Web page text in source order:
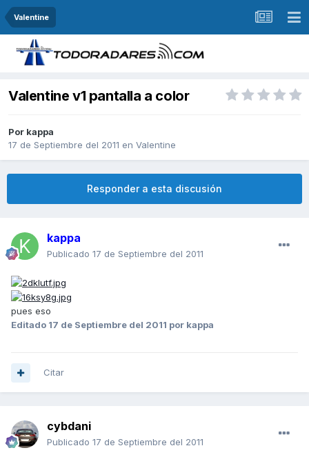
Valentine
Valentine v1 pantalla a color
Por kappa
17 de Septiembre del 2011 en Valentine
Responder a esta discusión
kappa
Publicado 17 de Septiembre del 2011
pues eso
Editado 17 de Septiembre del 2011 por kappa
Citar
cybdani
Publicado 17 de Septiembre del 2011